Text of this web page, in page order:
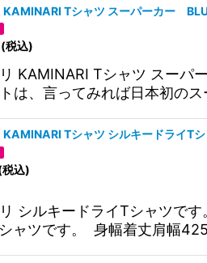
KAMINARI Tシャツ スーパーカー
(税込)
KAMINARI Tシャツ スーパ
トは、言ってみれば日本初の
KAMINARI Tシャツ シルキードラ
税込)
シルキードライTシャツで
ャツです。 身幅着丈肩幅